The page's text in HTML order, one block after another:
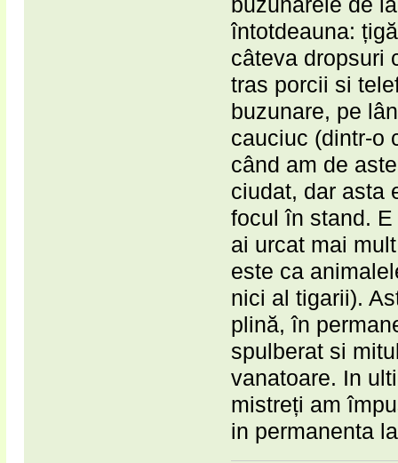
întotdeauna:
câteva dropsuri
tras porcii si
buzunare, pe
cauciuc (dintr-o
când am de
ciudat, dar asta
focul în stand.
ai urcat mai
este ca
nici al tigarii).
plină, în
spulberat si
vanatoare. In
mistreți am
in permanenta